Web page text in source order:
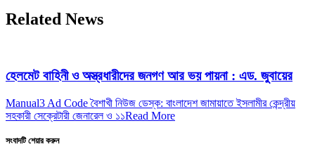
Related News
হেলমেট বাহিনী ও অস্ত্রধারীদের জনগণ আর ভয় পায়না : এড. জুবায়ের
Manual3 Ad Code বৈশাখী নিউজ ডেস্ক: বাংলাদেশ জামায়াতে ইসলামীর কেন্দ্রীয়
সহকারী সেক্রেটারী জেনারেল ও ১১Read More
সংবাদটি শেয়ার করুন